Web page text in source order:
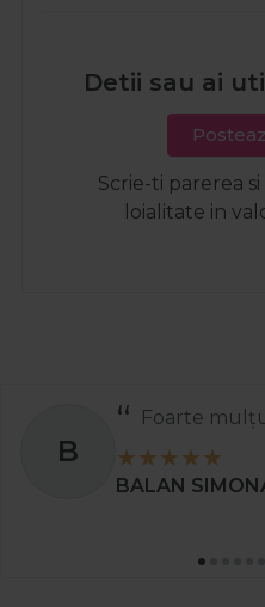
Detii sau ai
Scrie-ti parerea
loialitate in
B
Foarte
BALAN